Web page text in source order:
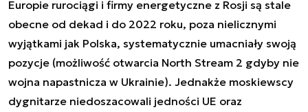
Europie rurociągi i firmy energetyczne z Rosji są stale
obecne od dekad i do 2022 roku, poza nielicznymi
wyjątkami jak Polska, systematycznie umacniały swoją
pozycje (możliwość otwarcia North Stream 2 gdyby nie
wojna napastnicza w Ukrainie). Jednakże moskiewscy
dygnitarze niedoszacowali jedności UE oraz